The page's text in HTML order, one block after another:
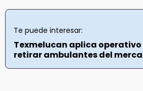
Te puede interesar:
Texmelucan aplica
retirar ambulantes del